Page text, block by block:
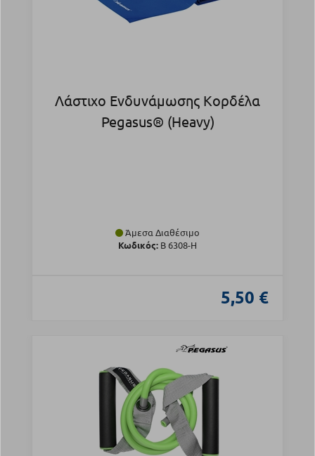
Λάστιχο Ενδυνάμωσης Κορδέλα
Pegasus® (Heavy)
Άμεσα Διαθέσιμο
Κωδικός: Β 6308-H
5,50 €